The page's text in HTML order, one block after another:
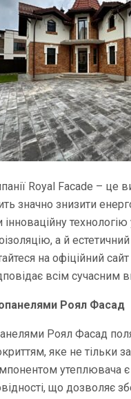
Royal Facade – це
значно знизити
технологію
а й
на офіційний
всім сучасним
Роял Фасад
Роял Фасад
яке не тільки
утеплювача є
що дозволяє